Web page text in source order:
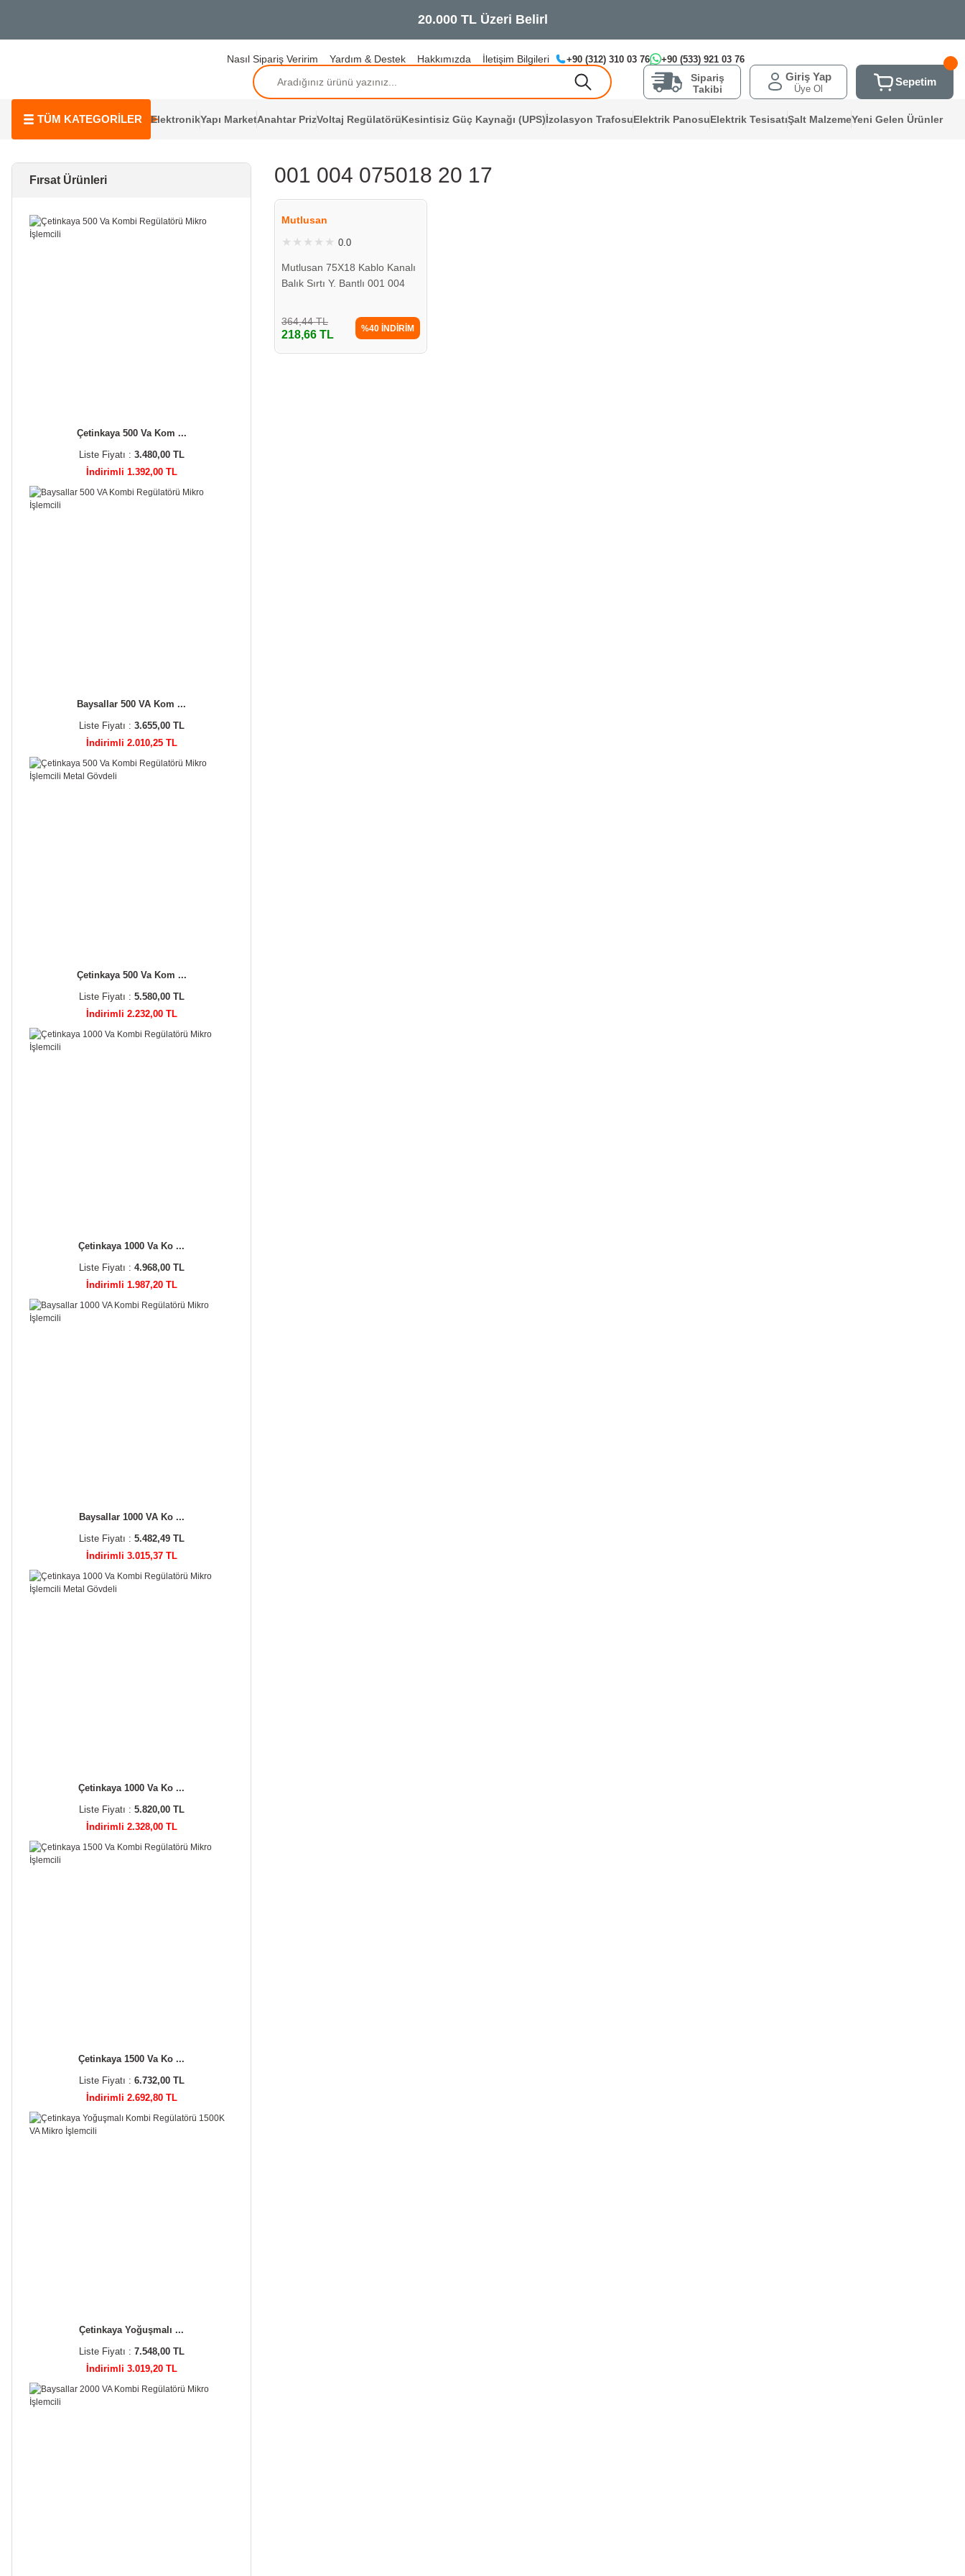
Nasıl Sipariş Veririm Yardım & Destek Hakkımızda İletişim Bilgileri +90 (312) 310 03 76 +90 (533) 921 03 76
Sipariş
Takibi
Giriş Yap
Üye Ol
Sepetim
TÜM KATEGORİLER ElektronikYapı MarketAnahtar PrizVoltaj RegülatörüKesintisiz Güç Kaynağı (UPS)İzolasyon TrafosuElektrik PanosuElektrik TesisatıŞalt MalzemeYeni Gelen Ürünler
Fırsat Ürünleri
Çetinkaya 500 Va Kom ...
Liste Fiyatı : 3.480,00 TL
İndirimli 1.392,00 TL
Baysallar 500 VA Kom ...
Liste Fiyatı : 3.655,00 TL
İndirimli 2.010,25 TL
Çetinkaya 500 Va Kom ...
Liste Fiyatı : 5.580,00 TL
İndirimli 2.232,00 TL
Çetinkaya 1000 Va Ko ...
Liste Fiyatı : 4.968,00 TL
İndirimli 1.987,20 TL
Baysallar 1000 VA Ko ...
Liste Fiyatı : 5.482,49 TL
İndirimli 3.015,37 TL
Çetinkaya 1000 Va Ko ...
Liste Fiyatı : 5.820,00 TL
İndirimli 2.328,00 TL
Çetinkaya 1500 Va Ko ...
Liste Fiyatı : 6.732,00 TL
İndirimli 2.692,80 TL
Çetinkaya Yoğuşmalı ...
Liste Fiyatı : 7.548,00 TL
İndirimli 3.019,20 TL
001 004 075018 20 17
Mutlusan
0.0
Mutlusan 75X18 Kablo Kanalı
Balık Sırtı Y. Bantlı 001 004
364,44 TL
218,66 TL
%40 İNDİRİM